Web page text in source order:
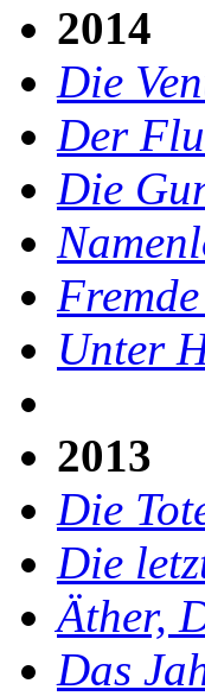
2014
Die
Der
Die
Unter
2013
Die
Die
Äther,
Das